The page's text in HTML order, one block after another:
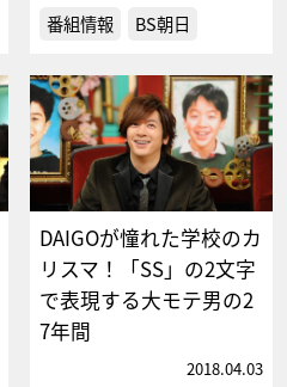
番組情報 BS朝日
DAIGOが憧れた学校のカ
リスマ！「SS」の2文字
で表現する大モテ男の2
7年間
2018.04.03